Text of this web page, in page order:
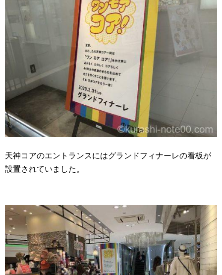
天神コアのエントランスにはグランドフィナーレの看板が
設置されていました。